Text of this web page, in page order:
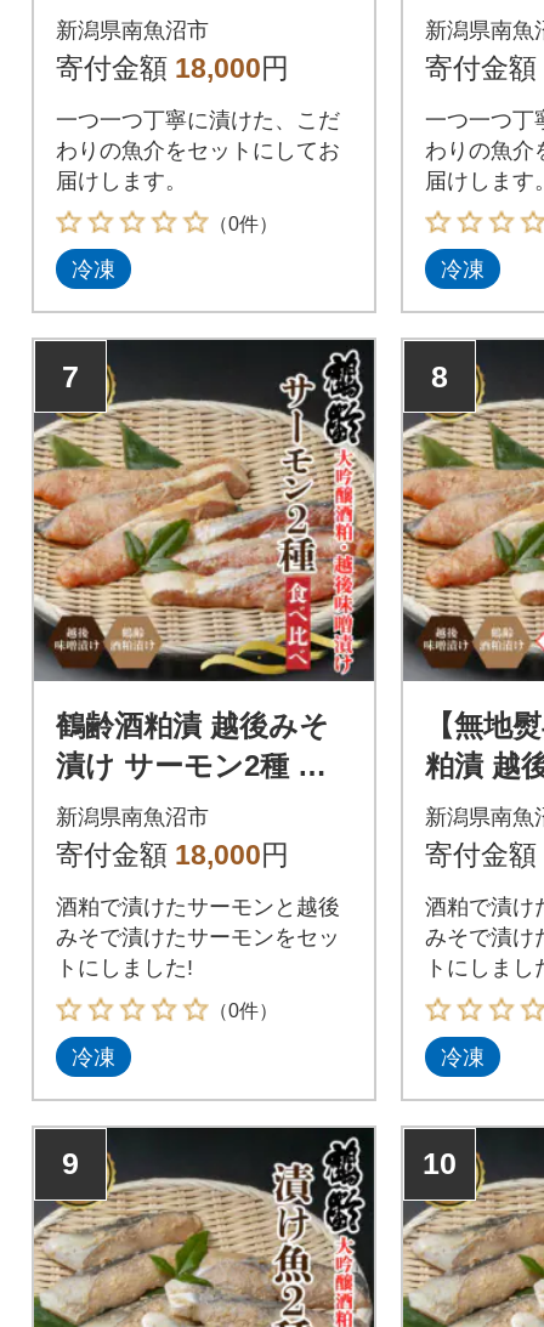
各3切れ 新潟県 南魚沼
市
新潟県南魚沼市
寄付金額 18,000円
一つ一つ丁寧に漬けた、こだ
わりの魚介をセットにしてお
届けします。
（0件）
冷凍
サーモ
切れ 新
新潟県南魚
寄付金額
一つ一つ丁
わりの魚介
届けします
冷凍
7
鶴齢酒粕漬 越後みそ
漬け サーモン2種 食
べ比べ 各3切れ 粕漬
け 漬魚 新潟県 南魚沼
新潟県南魚沼市
寄付金額 18,000円
酒粕で漬けたサーモンと越後
みそで漬けたサーモンをセッ
トにしました!
（0件）
冷凍
8
【無地
粕漬 越
ーモン2
各3切
新潟県南魚
寄付金額
酒粕で漬け
みそで漬け
トにしまし
冷凍
9 10